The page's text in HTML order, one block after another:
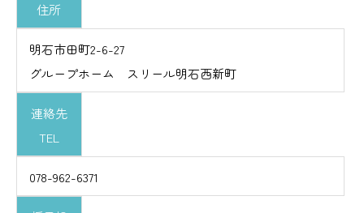
住所
明石市田町2-6-27
グループホーム スリール明石西新町
連絡先
TEL
078-962-6371